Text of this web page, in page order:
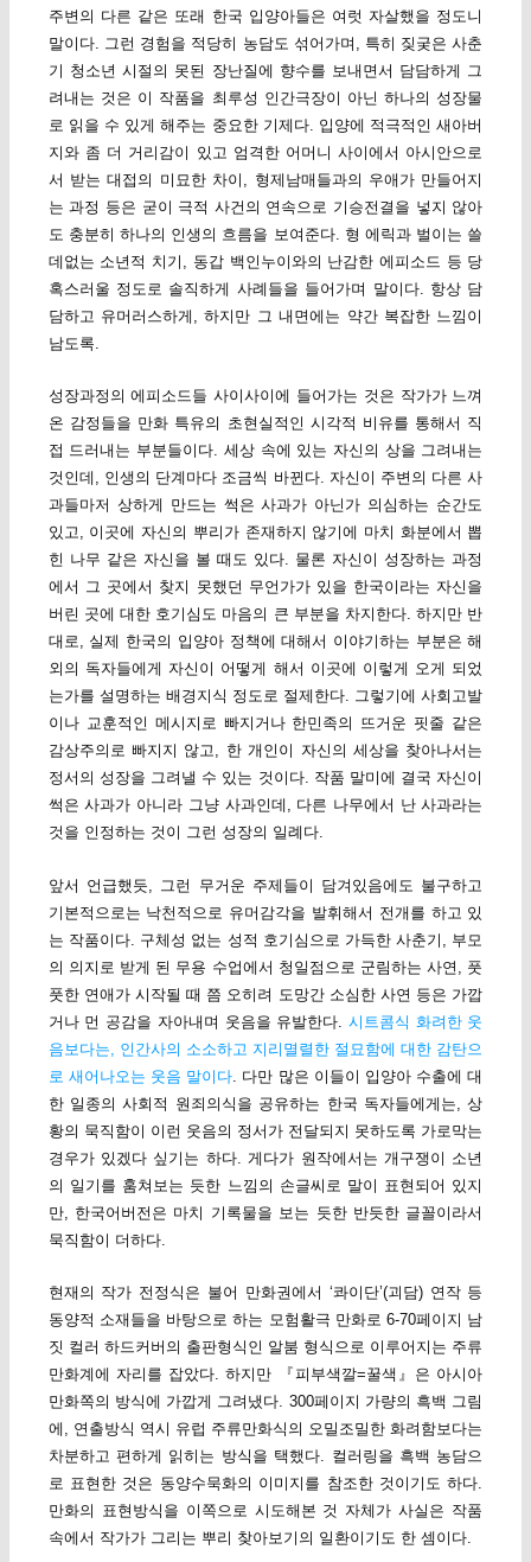
주변의 다른 같은 또래 한국 입양아들은 여럿 자살했을 정도니
말이다. 그런 경험을 적당히 농담도 섞어가며, 특히 짖궂은 사춘
기 청소년 시절의 못된 장난질에 향수를 보내면서 담담하게 그
려내는 것은 이 작품을 최루성 인간극장이 아닌 하나의 성장물
로 읽을 수 있게 해주는 중요한 기제다. 입양에 적극적인 새아버
지와 좀 더 거리감이 있고 엄격한 어머니 사이에서 아시안으로
서 받는 대접의 미묘한 차이, 형제남매들과의 우애가 만들어지
는 과정 등은 굳이 극적 사건의 연속으로 기승전결을 넣지 않아
도 충분히 하나의 인생의 흐름을 보여준다. 형 에릭과 벌이는 쓸
데없는 소년적 치기, 동갑 백인누이와의 난감한 에피소드 등 당
혹스러울 정도로 솔직하게 사례들을 들어가며 말이다. 항상 담
담하고 유머러스하게, 하지만 그 내면에는 약간 복잡한 느낌이
남도록.
성장과정의 에피소드들 사이사이에 들어가는 것은 작가가 느껴
온 감정들을 만화 특유의 초현실적인 시각적 비유를 통해서 직
접 드러내는 부분들이다. 세상 속에 있는 자신의 상을 그려내는
것인데, 인생의 단계마다 조금씩 바뀐다. 자신이 주변의 다른 사
과들마저 상하게 만드는 썩은 사과가 아닌가 의심하는 순간도
있고, 이곳에 자신의 뿌리가 존재하지 않기에 마치 화분에서 뽑
힌 나무 같은 자신을 볼 때도 있다. 물론 자신이 성장하는 과정
에서 그 곳에서 찾지 못했던 무언가가 있을 한국이라는 자신을
버린 곳에 대한 호기심도 마음의 큰 부분을 차지한다. 하지만 반
대로, 실제 한국의 입양아 정책에 대해서 이야기하는 부분은 해
외의 독자들에게 자신이 어떻게 해서 이곳에 이렇게 오게 되었
는가를 설명하는 배경지식 정도로 절제한다. 그렇기에 사회고발
이나 교훈적인 메시지로 빠지거나 한민족의 뜨거운 핏줄 같은
감상주의로 빠지지 않고, 한 개인이 자신의 세상을 찾아나서는
정서의 성장을 그려낼 수 있는 것이다. 작품 말미에 결국 자신이
썩은 사과가 아니라 그냥 사과인데, 다른 나무에서 난 사과라는
것을 인정하는 것이 그런 성장의 일례다.
앞서 언급했듯, 그런 무거운 주제들이 담겨있음에도 불구하고
기본적으로는 낙천적으로 유머감각을 발휘해서 전개를 하고 있
는 작품이다. 구체성 없는 성적 호기심으로 가득한 사춘기, 부모
의 의지로 받게 된 무용 수업에서 청일점으로 군림하는 사연, 풋
풋한 연애가 시작될 때 쯤 오히려 도망간 소심한 사연 등은 가깝
거나 먼 공감을 자아내며 웃음을 유발한다. 시트콤식 화려한 웃
음보다는, 인간사의 소소하고 지리멸렬한 절묘함에 대한 감탄으
로 새어나오는 웃음 말이다 . 다만 많은 이들이 입양아 수출에 대
한 일종의 사회적 원죄의식을 공유하는 한국 독자들에게는, 상
황의 묵직함이 이런 웃음의 정서가 전달되지 못하도록 가로막는
경우가 있겠다 싶기는 하다. 게다가 원작에서는 개구쟁이 소년
의 일기를 훔쳐보는 듯한 느낌의 손글씨로 말이 표현되어 있지
만, 한국어버전은 마치 기록물을 보는 듯한 반듯한 글꼴이라서
묵직함이 더하다.
현재의 작가 전정식은 불어 만화권에서 ‘콰이단’(괴담) 연작 등
동양적 소재들을 바탕으로 하는 모험활극 만화로 6-70페이지 남
짓 컬러 하드커버의 출판형식인 알붐 형식으로 이루어지는 주류
만화계에 자리를 잡았다. 하지만 『피부색깔=꿀색』은 아시아
만화쪽의 방식에 가깝게 그려냈다. 300페이지 가량의 흑백 그림
에, 연출방식 역시 유럽 주류만화식의 오밀조밀한 화려함보다는
차분하고 편하게 읽히는 방식을 택했다. 컬러링을 흑백 농담으
로 표현한 것은 동양수묵화의 이미지를 참조한 것이기도 하다.
만화의 표현방식을 이쪽으로 시도해본 것 자체가 사실은 작품
속에서 작가가 그리는 뿌리 찾아보기의 일환이기도 한 셈이다.